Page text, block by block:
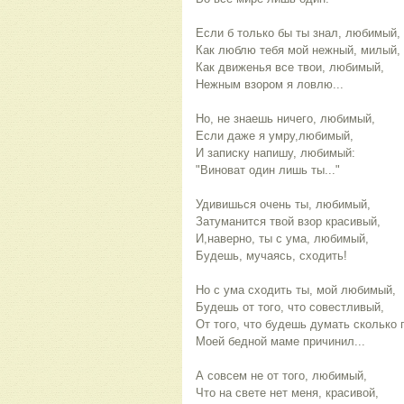
Если б только бы ты знал, любимый,
Как люблю тебя мой нежный, милый,
Как движенья все твои, любимый,
Нежным взором я ловлю...
Но, не знаешь ничего, любимый,
Если даже я умру,любимый,
И записку напишу, любимый:
"Виноват один лишь ты..."
Удивишься очень ты, любимый,
Затуманится твой взор красивый,
И,наверно, ты с ума, любимый,
Будешь, мучаясь, сходить!
Но с ума сходить ты, мой любимый,
Будешь от того, что совестливый,
От того, что будешь думать сколько
Моей бедной маме причинил...
А совсем не от того, любимый,
Что на свете нет меня, красивой,